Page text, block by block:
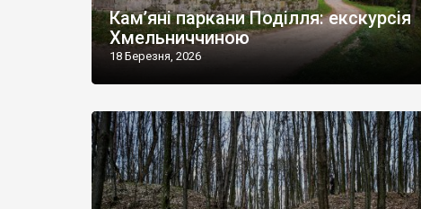
Кам’яні паркани Поділля: екскурсія
Хмельниччиною
18 Березня, 2026